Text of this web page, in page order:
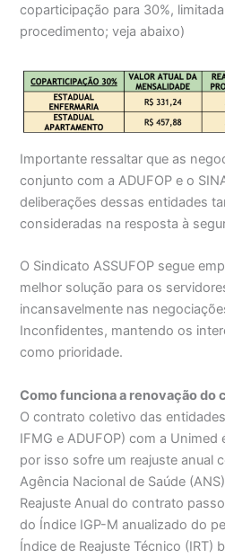
coparticipação para 30%,
procedimento; veja abaixo)
Importante ressaltar que as
conjunto com a ADUFOP e o
deliberações dessas entidades
consideradas na resposta à
O Sindicato ASSUFOP segue
melhor solução para os
incansavelmente nas
Inconfidentes, mantendo os
como prioridade.
Como funciona a renovação do
O contrato coletivo das entidades
IFMG e ADUFOP) com a
por isso sofre um reajuste anual
Agência Nacional de Saúde
Reajuste Anual do contrato
do Índice IGP-M anualizado do
Índice de Reajuste Técnico (IRT)